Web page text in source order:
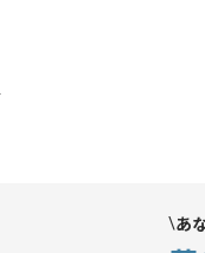
あ